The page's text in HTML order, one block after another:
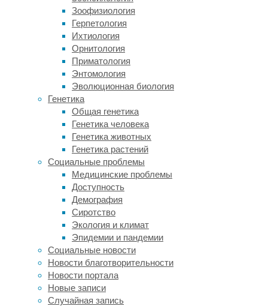
Зоофизиология
Герпетология
Ихтиология
Орнитология
Приматология
Энтомология
Эволюционная биология
Генетика
Общая генетика
Генетика человека
Генетика животных
Генетика растений
Социальные проблемы
Медицинские проблемы
Доступность
Демография
Сиротство
Экология и климат
Эпидемии и пандемии
Социальные новости
Новости благотворительности
Новости портала
Новые записи
Случайная запись
исследований
участием
96.173
взрослых
от
18
лет
старше
(средний
возраст
составил
от
18,6
до
91,2
года)
показал,
что
более
5000
шагов
в